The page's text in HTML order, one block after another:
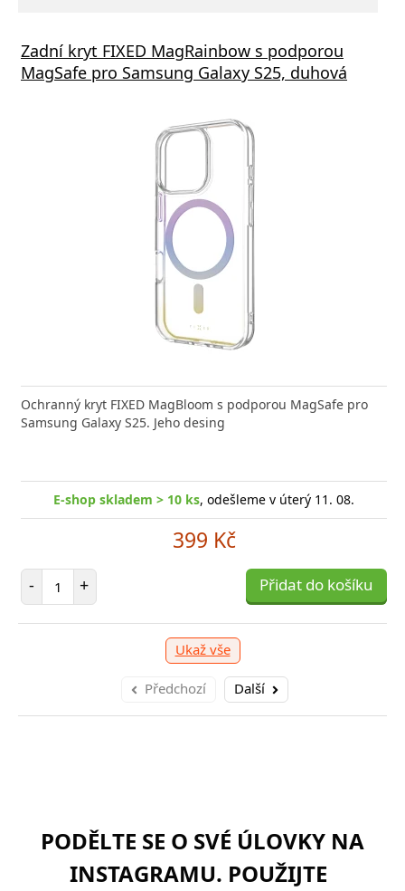
Zadní kryt FIXED MagRainbow s podporou
MagSafe pro Samsung Galaxy S25, duhová
Ochranný kryt FIXED MagBloom s podporou MagSafe pro
Samsung Galaxy S25. Jeho desing
E-shop skladem > 10 ks, odešleme v úterý 11. 08.
399 Kč
- Počet položek
+ Přidat do košíku
Ukaž vše
Předchozí Další
PODĚLTE SE O SVÉ ÚLOVKY NA
INSTAGRAMU. POUŽIJTE